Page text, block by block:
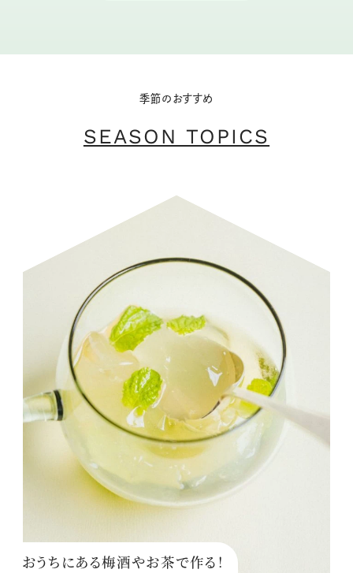
季節のおすすめ
SEASON TOPICS
おうちにある梅酒やお茶で作る！